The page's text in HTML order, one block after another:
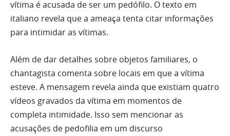
vítima é acusada de ser um pedófilo. O texto em
italiano revela que a ameaça tenta citar informações
para intimidar as vítimas.
Além de dar detalhes sobre objetos familiares, o
chantagista comenta sobre locais em que a vítima
esteve. A mensagem revela ainda que existiam quatro
vídeos gravados da vítima em momentos de
completa intimidade. Isso sem mencionar as
acusações de pedofilia em um discurso